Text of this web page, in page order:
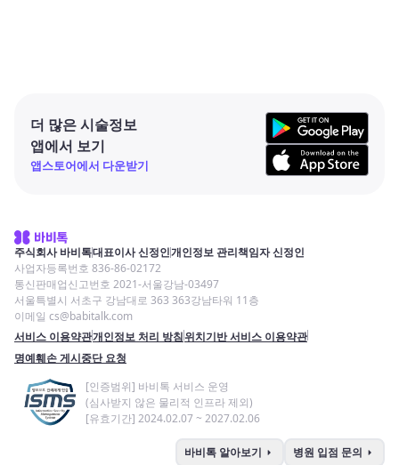
더 많은 시술정보
앱에서 보기
앱스토어에서 다운받기
주식회사 바비톡대표이사 신정인개인정보 관리책임자 신정인
사업자등록번호 836-86-02172
통신판매업신고번호 2021-서울강남-03497
서울특별시 서초구 강남대로 363 363강남타워 11층
이메일 cs@babitalk.com
서비스 이용약관개인정보 처리 방침위치기반 서비스 이용약관
명예훼손 게시중단 요청
[인증범위] 바비톡 서비스 운영
(심사받지 않은 물리적 인프라 제외)
[유효기간] 2024.02.07 ~ 2027.02.06
바비톡 알아보기 arrow_right 병원 입점 문의 arrow_right